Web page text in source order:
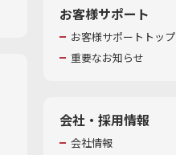
お客様サポート
お客様サポートトップ
重要なお知らせ
会社・採用情報
会社情報